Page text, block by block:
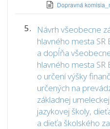
Dopravná
5.
Návrh všeobecne
hlavného mesta SR
a dopĺňa
hlavného mesta SR
o určení výšky
určených na
základnej
jazykovej školy,
a dieťa školského